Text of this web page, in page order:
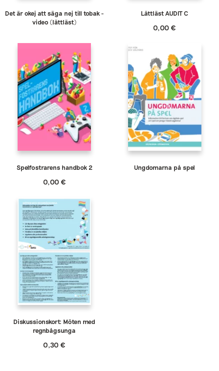
Det är okej att säga nej till tobak -
video (lättläst)
Lättläst AUDIT C
0,00 €
Spelfostrarens handbok 2
0,00 €
Ungdomarna på spel
Diskussionskort: Möten med
regnbågsunga
0,30€